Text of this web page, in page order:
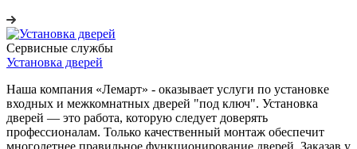
Сервисные службы
Установка дверей
Наша компания «Лемарт» - оказывает услуги по установке
входных и межкомнатных дверей "под ключ". Установка
дверей — это работа, которую следует доверять
профессионалам. Только качественный монтаж обеспечит
многолетнее правильное функционирование дверей. Заказав у